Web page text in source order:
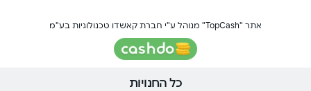
אתר "TopCash" מנוהל ע"י חברת קאשדו טכנולוגיות בע"מ
כל החנויות